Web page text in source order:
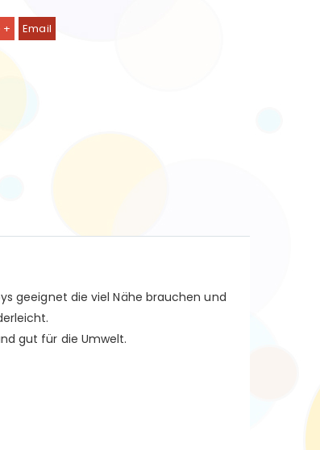
+ Email
geeignet die viel Nähe brauchen und
gut für die Umwelt.